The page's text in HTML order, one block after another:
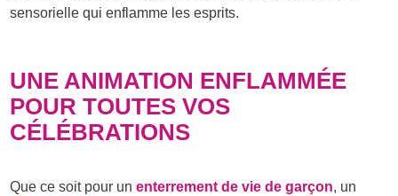
sensorielle qui enflamme les esprits.
UNE ANIMATION ENFLAMMÉE
POUR TOUTES VOS
CÉLÉBRATIONS
Que ce soit pour unenterrement de vie de garçon, un